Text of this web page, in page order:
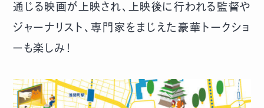
通じる映画が上映され、上映後に行われる監督や
ジャーナリスト、専門家をまじえた豪華トークショ
ーも楽しみ！